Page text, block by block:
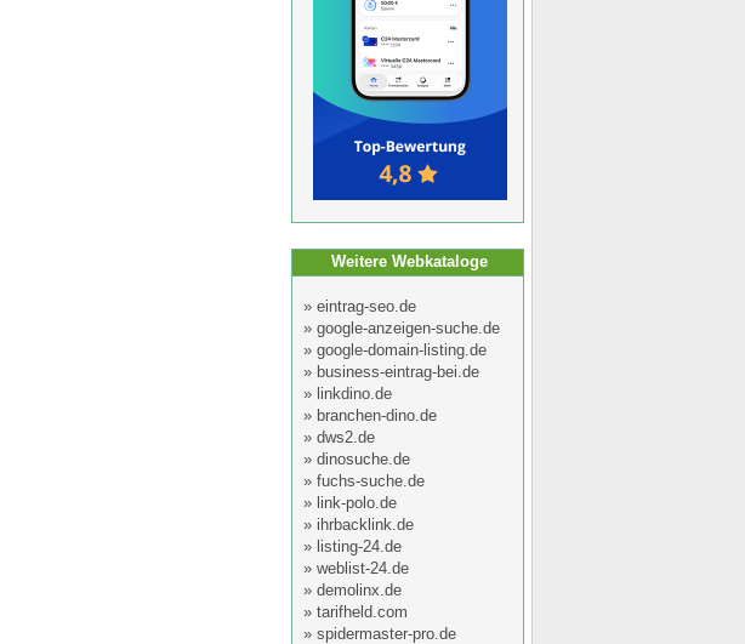
Weitere Webkataloge
» eintrag-seo.de
» google-anzeigen-suche.de
» google-domain-listing.de
» business-eintrag-bei.de
» linkdino.de
» branchen-dino.de
» dws2.de
» dinosuche.de
» fuchs-suche.de
» link-polo.de
» ihrbacklink.de
» listing-24.de
» weblist-24.de
» demolinx.de
» tarifheld.com
» spidermaster-pro.de